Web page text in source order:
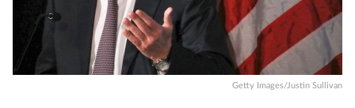
Getty Images/Justin Sullivan